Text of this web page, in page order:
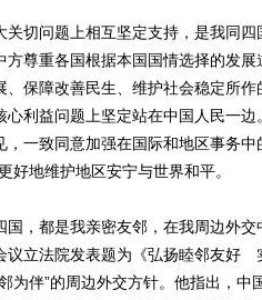
切问题上相互坚定支持，是我同四
方尊重各国根据本国国情选择的发
、保障改善民生、维护社会稳定所
利益问题上坚定站在中国人民一
一致同意加强在国际和地区事务
好地维护地区安宁与世界和平。
，都是我亲密友邻，在我周边外交
议立法院发表题为《弘扬睦邻友好
为伴”的周边外交方针。他指出，